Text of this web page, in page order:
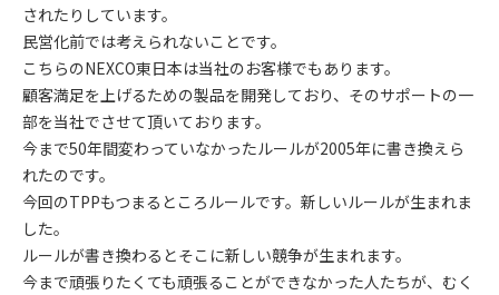
されたりしています。
民営化前では考えられないことです。
こちらのNEXCO東日本は当社のお客様でもあります。
顧客満足を上げるための製品を開発しており、そのサポートの一
部を当社でさせて頂いております。
今まで50年間変わっていなかったルールが2005年に書き換えら
れたのです。
今回のTPPもつまるところルールです。新しいルールが生まれま
した。
ルールが書き換わるとそこに新しい競争が生まれます。
今まで頑張りたくても頑張ることができなかった人たちが、むく